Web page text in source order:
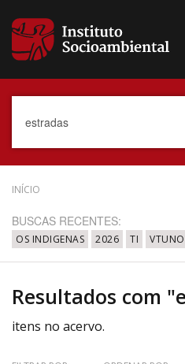
para
conteúdo
Data do Documento
Até
INÍCIO
BUSCAS RECENTES:
OS INDIGENAS 2026 TI
Resultados com
itens no acervo.